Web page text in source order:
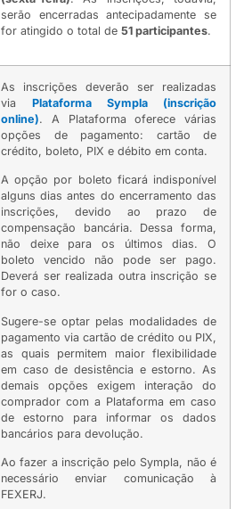
serão encerradas antecipadamente se
for atingido o total de 51 participantes.
As inscrições deverão ser realizadas
via Plataforma Sympla (inscrição
online). A Plataforma oferece várias
opções de pagamento: cartão de
crédito, boleto, PIX e débito em conta.
A opção por boleto ficará indisponível
alguns dias antes do encerramento das
inscrições, devido ao prazo de
compensação bancária. Dessa forma,
não deixe para os últimos dias. O
boleto vencido não pode ser pago.
Deverá ser realizada outra inscrição se
for o caso.
Sugere-se optar pelas modalidades de
pagamento via cartão de crédito ou PIX,
as quais permitem maior flexibilidade
em caso de desistência e estorno. As
demais opções exigem interação do
comprador com a Plataforma em caso
de estorno para informar os dados
bancários para devolução.
Ao fazer a inscrição pelo Sympla, não é
necessário enviar comunicação à
FEXERJ.